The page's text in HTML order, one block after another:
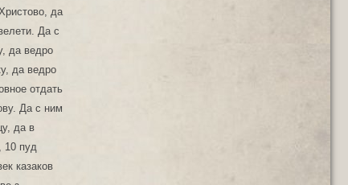
да
Да с
да ведро
да ведро
отдать
Да с ним
да в
10 пуд
казаков